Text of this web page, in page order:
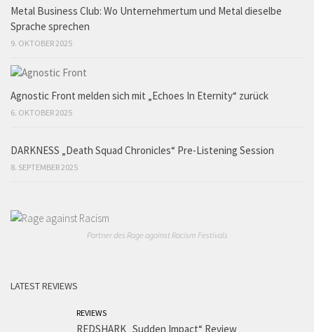
Metal Business Club: Wo Unternehmertum und Metal dieselbe
Sprache sprechen
9. OKTOBER 2025
Agnostic Front melden sich mit „Echoes In Eternity“ zurück
6. OKTOBER 2025
DARKNESS „Death Squad Chronicles“ Pre-Listening Session
8. SEPTEMBER 2025
Partner des Rage against Racism Festivals
LATEST REVIEWS
REVIEWS
REDSHARK „Sudden Impact“ Review